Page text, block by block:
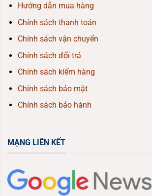
Hướng dẫn mua hàng
Chính sách thanh toán
Chính sách vận chuyển
Chính sách đổi trả
Chính sách kiểm hàng
Chính sách bảo mật
Chính sách bảo hành
MẠNG LIÊN KẾT